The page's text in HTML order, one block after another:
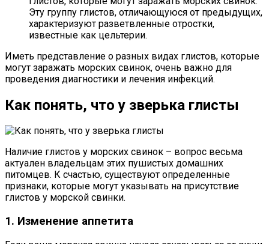
Эту группу глистов, отличающуюся от предыдущих,
характеризуют разветвленные отростки,
известные как цельтерии.
Иметь представление о разных видах глистов, которые
могут заражать морских свинок, очень важно для
проведения диагностики и лечения инфекций.
Как понять, что у зверька глисты
Наличие глистов у морских свинок – вопрос весьма
актуален владельцам этих пушистых домашних
питомцев. К счастью, существуют определенные
признаки, которые могут указывать на присутствие
глистов у морской свинки.
1. Изменение аппетита